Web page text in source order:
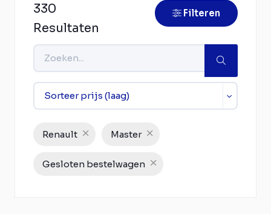
330
Resultaten
Filteren
Renault Master
Gesloten bestelwagen